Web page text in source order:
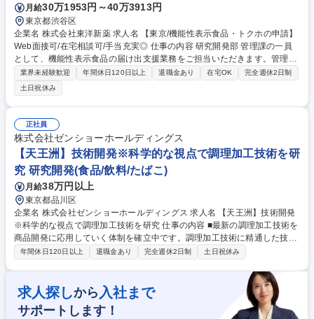
月給30万1953円～40万3913円
東京都渋谷区
企業名 株式会社東洋新薬 求人名 【東京/機能性表示食品・トクホの申請】
Web面接可/在宅相談可/手当充実◎ 仕事の内容 研究開発部 管理課の一員
として、機能性表示食品の届け出支援業務をご担当いただきます。管理課
は、当社の強みである機能性表示の案件を主に担っているため、非常に重
要なポジションになります。 ■顧客への制度（機能性表示食品制度など）
の説明、質問対応■販促資料のチェック■顧客から要望のあった資料の作成
■申請（対官公庁）管理 ※製品開発フェーズから届出書類作成フェーズ、
不備指摘対応や変更届対応まで一連の業務をご担当いただきます。 募集職
種 【東京/機能性表示食品・トクホの申請】Web面接可/在宅相談可/手当充
実◎
業界未経験歓迎 年間休日120日以上 退職金あり 在宅OK
完全週休2日制
土日祝休み
正社員
株式会社ゼンショーホールディングス
【天王洲】技術開発※科学的な視点で調理加工技術を研
究 研究開発(食品/飲料/たばこ)
月給38万円以上
東京都品川区
企業名 株式会社ゼンショーホールディングス 求人名 【天王洲】技術開発
※科学的な視点で調理加工技術を研究 仕事の内容 ■最新の調理加工技術を
商品開発に応用していく体制を確立中です。調理加工技術に精通した技術
開発を、指揮するプレイングマネージャーを募集します。※変更の範囲：
品の設計開発(技術課題の特定と解決、社会実装) [2]自社あるいは委託先工
場におけるスケールアップ(工業化) [3]社外ネットワークを活用した調理加
工技術の探索(素材・加工方法等)と導入 [4]部門内の他研究室（食材、評
価、健康栄養、情報）との連携による事業課題の解決 [5]次世代を担う食
年間休日120日以上 退職金あり 完全週休2日制 土日祝休み
求人探しから 入社まで
サポートします！